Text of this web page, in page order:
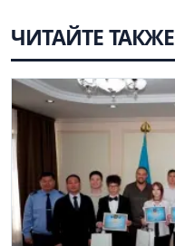
ЧИТАЙТЕ ТАКЖЕ